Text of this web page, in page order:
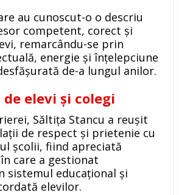
au cunoscut-o o descriu
competent, corect și
remarcându-se prin
energie și înțelepciune
de-a lungul anilor.
de elevi și colegi
Săltița Stancu a reușit
de respect și prietenie cu
școlii, fiind apreciată
care a gestionat
sistemul educațional și
elevilor.